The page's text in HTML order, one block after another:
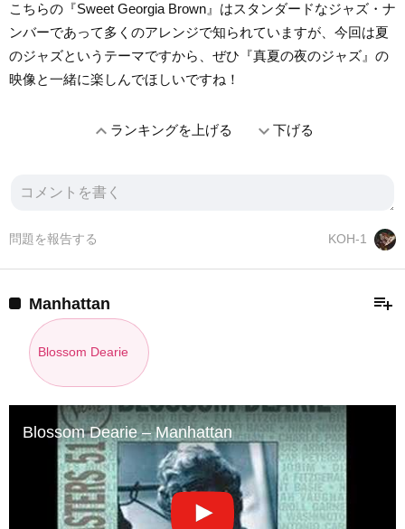
こちらの『Sweet Georgia Brown』はスタンダードなジャズ・ナ
ンバーであって多くのアレンジで知られていますが、今回は夏
のジャズというテーマですから、ぜひ『真夏の夜のジャズ』の
映像と一緒に楽しんでほしいですね！
expand_lessランキングを上げる expand_more下げる
KOH-1
問題を報告する
playlist_add
Manhattan
Blossom Dearie
Blossom Dearie – Manhattan